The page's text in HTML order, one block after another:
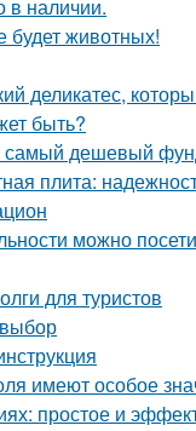
в наличии.
животных!
деликатес,
быть?
дешевый
плита:
можно
для туристов
имеют особое
простое и